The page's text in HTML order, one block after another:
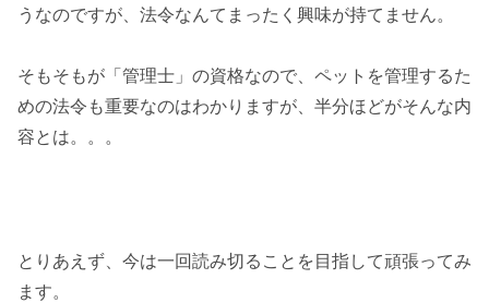
うなのですが、法令なんてまったく興味が持てません。
そもそもが「管理士」の資格なので、ペットを管理するた
めの法令も重要なのはわかりますが、半分ほどがそんな内
容とは。。。
とりあえず、今は一回読み切ることを目指して頑張ってみ
ます。